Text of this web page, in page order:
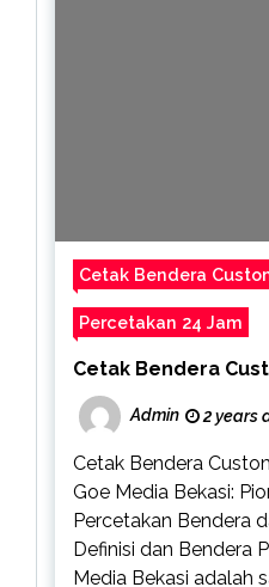
Cetak Bendera
Percetakan 24 Jam
Cetak Bendera
Admin 2 years
Cetak Bendera
Goe Media Bekasi:
Percetakan Bendera
Definisi dan Bendera
Media Bekasi adalah